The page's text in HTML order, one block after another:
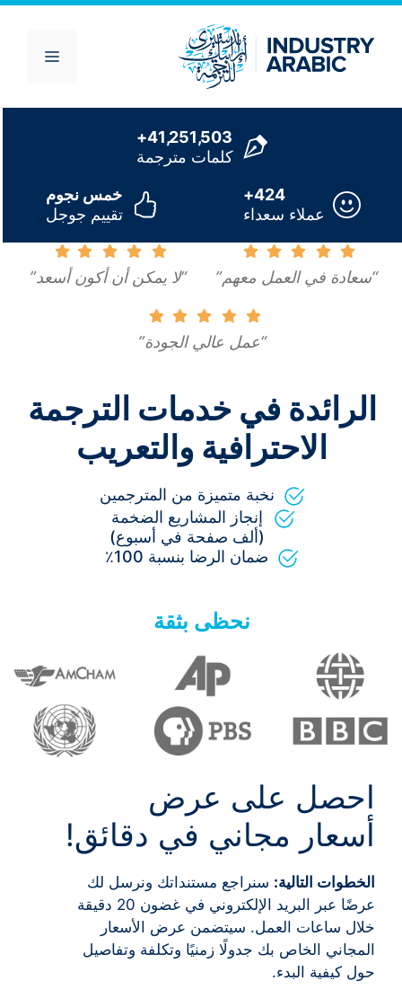
Skip
content
Menu
41,251,503+
كلمات مترجمة
424+
عملاء سعداء
خمس نجوم
تقييم جوجل
“سعادة في العمل معهم” “لا يمكن أن أكون أسعد”
“عمل عالي الجودة”
الرائدة في خدمات الترجمة
الاحترافية والتعريب
نخبة متميزة من المترجمين
إنجاز المشاريع الضخمة
(ألف صفحة في أسبوع)
ضمان الرضا بنسبة 100٪
نحظى بثقة
احصل على عرض
أسعار مجاني في دقائق!
الخطوات التالية: سنراجع مستنداتك ونرسل لك
عرضًا عبر البريد الإلكتروني في غضون 20 دقيقة
خلال ساعات العمل. سيتضمن عرض الأسعار
المجاني الخاص بك جدولًا زمنيًا وتكلفة وتفاصيل
حول كيفية البدء.